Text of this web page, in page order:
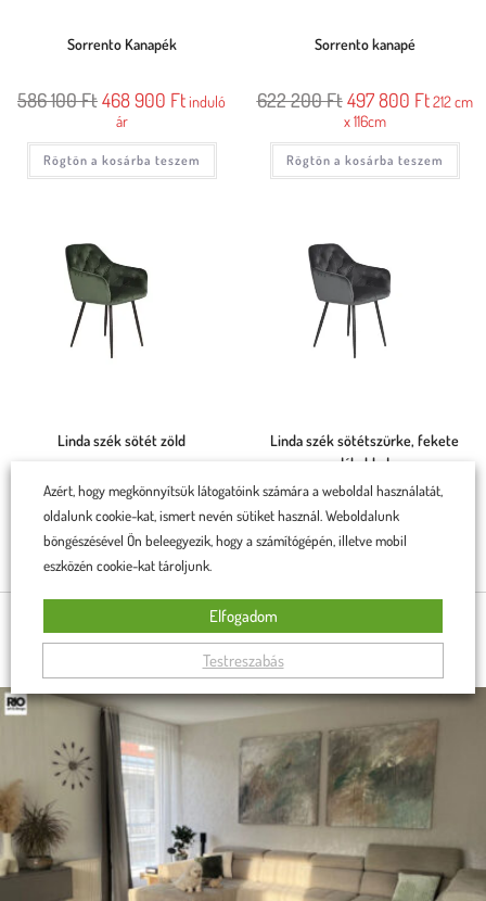
Sorrento Kanapék
586 100Ft468 900 Ftinduló
ár
Rögtön a kosárba teszem
Sorrento kanapé
622 200Ft 497 800 Ft212 cm
x 116cm
Rögtön a kosárba teszem
Linda szék sötét zöld
34 990Ft33 990Ft
Rögtön a kosárba teszem
Linda szék sötétszürke, fekete
lábakkal
34 990Ft33 990
BÚTORAINK OTTHONOKBAN
Azért, hogy megkönnyítsük látogatóink számára a weboldal használatát,
oldalunk cookie-kat, ismert nevén sütiket használ. Weboldalunk
böngészésével Ön beleegyezik, hogy a számítógépén, illetve mobil
eszközén cookie-kat tároljunk.
Testreszabás
Elfogadom